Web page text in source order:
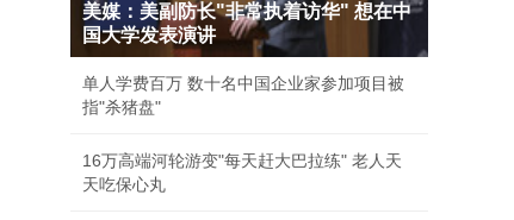
美媒：美副防长"非常执着访华" 想在中
国大学发表演讲
单人学费百万 数十名中国企业家参加项目被
指"杀猪盘"
16万高端河轮游变"每天赶大巴拉练" 老人天
天吃保心丸